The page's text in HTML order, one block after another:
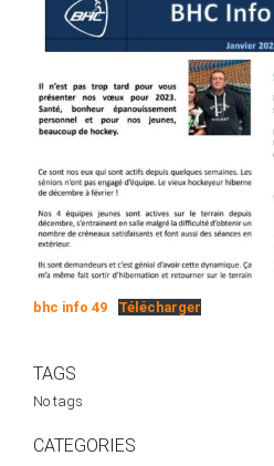
bhc info 49 Télécharger
TAGS
No tags
CATEGORIES